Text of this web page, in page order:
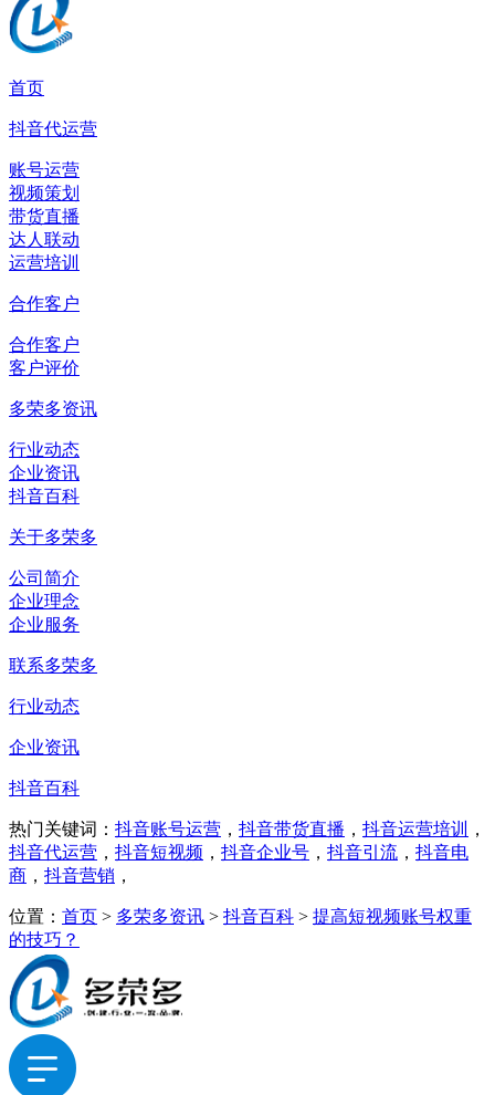
首页
抖音代运营
账号运营
视频策划
带货直播
达人联动
运营培训
合作客户
合作客户
客户评价
多荣多资讯
行业动态
企业资讯
抖音百科
关于多荣多
公司简介
企业理念
企业服务
联系多荣多
行业动态
企业资讯
抖音百科
热门关键词： 抖音账号运营 ， 抖音带货直播 ， 抖音运营培训
，
抖音代运营 ， 抖音短视频 ， 抖音企业号 ， 抖音引流 ， 抖音电
商 ， 抖音营销 ，
位置： 首页 > 多荣多资讯 > 抖音百科 > 提高短视频账号权重
的技巧？